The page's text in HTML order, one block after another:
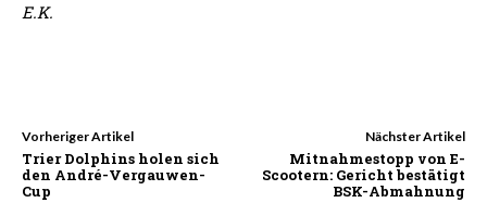
E.K.
Vorheriger Artikel
Trier Dolphins holen sich
den André-Vergauwen-
Cup
Nächster Artikel
Mitnahmestopp von E-
Scootern: Gericht bestätigt
BSK-Abmahnung